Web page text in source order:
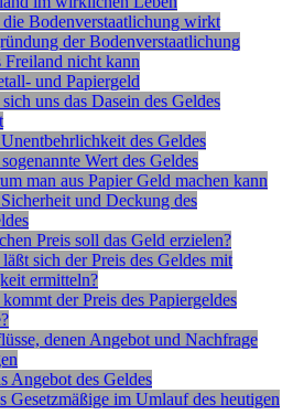
die Bodenverstaatlichung wirkt
der Bodenverstaatlichung
Freiland nicht kann
und Papiergeld
uns das Dasein des Geldes
des Geldes
Wert des Geldes
man aus Papier Geld machen kann
und Deckung des
Preis soll das Geld erzielen?
sich der Preis des Geldes mit
ermitteln?
der Preis des Papiergeldes
denen Angebot und Nachfrage
Angebot des Geldes
Gesetzmäßige im Umlauf des heutigen